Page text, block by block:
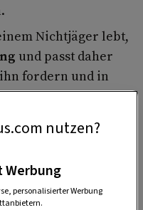
Nichtjäger lebt,
und passt daher
fordern und in
oder
Begleithund.
nutzen?
Werbung
personalisierter Werbung